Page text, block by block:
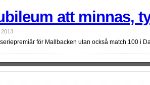
att minnas,
2013
för Mallbacken utan också match 100 i